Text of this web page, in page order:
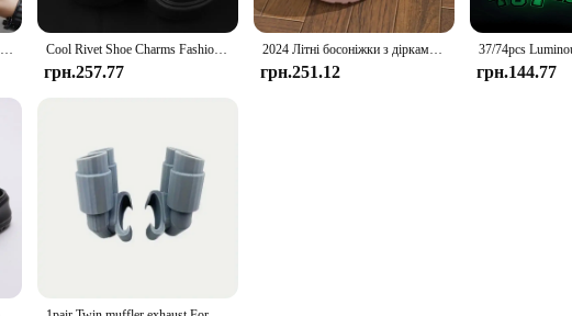
Чоловічі босоніжки на товстій підошві Відкритий сад Сабо Взуття Чоловічі пляжні тапочки Високоякісні м’які EVA Домашні гірки В'єтнамки для коханців Cool Rivet Shoe Charms Fashion Charms for Crocs DIY Punk Sandals Charms Vintage Clogs Decoration Hot Sale Accessories for Crocs
грн.257.77
2024 Літні босоніжки з дірками Домашні повсякденні жіночі тапочки на м’якій підошві Відкриті чоловічі пляжні садові гірки Взуття
грн.251.12 грн.144.77